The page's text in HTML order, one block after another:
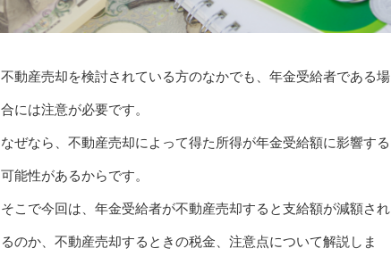
不動産売却を検討されている方のなかでも、年金受給者である場
合には注意が必要です。
なぜなら、不動産売却によって得た所得が年金受給額に影響する
可能性があるからです。
そこで今回は、年金受給者が不動産売却すると支給額が減額され
るのか、不動産売却するときの税金、注意点について解説しま